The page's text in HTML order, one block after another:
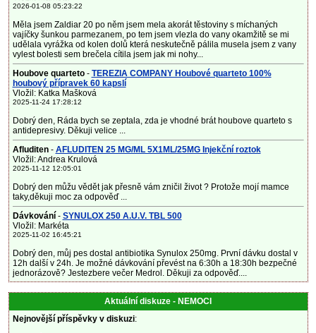
2026-01-08 05:23:22
Měla jsem Zaldiar 20 po něm jsem mela akorát těstoviny s míchaných
vajíčky šunkou parmezanem, po tem jsem vlezla do vany okamžitě se mi
udělala vyrážka od kolen dolů která neskutečně pálila musela jsem z vany
vylest bolesti sem brečela cítila jsem jak mi nohy...
Houbove quarteto- TEREZIA COMPANY Houbové quarteto 100%
houbový přípravek 60 kapslí
Vložil: Katka Mašková
2025-11-24 17:28:12
Dobrý den, Ráda bych se zeptala, zda je vhodné brát houbove quarteto s
antidepresivy. Děkuji velice ...
Afluditen- AFLUDITEN 25 MG/ML 5X1ML/25MG Injekční roztok
Vložil: Andrea Krulová
2025-11-12 12:05:01
Dobrý den můžu vědět jak přesně vám zničil život ? Protože mojí mamce
taky,děkuji moc za odpověď ...
Dávkování - SYNULOX 250 A.U.V. TBL 500
Vložil: Markéta
2025-11-02 16:45:21
Dobrý den, můj pes dostal antibiotika Synulox 250mg. První dávku dostal v
12h další v 24h. Je možné dávkování převést na 6:30h a 18:30h bezpečné
jednorázově? Jestezbere večer Medrol. Děkuji za odpověď....
Aktuální diskuze - NEMOCI
Nejnovější příspěvky v diskuzi: